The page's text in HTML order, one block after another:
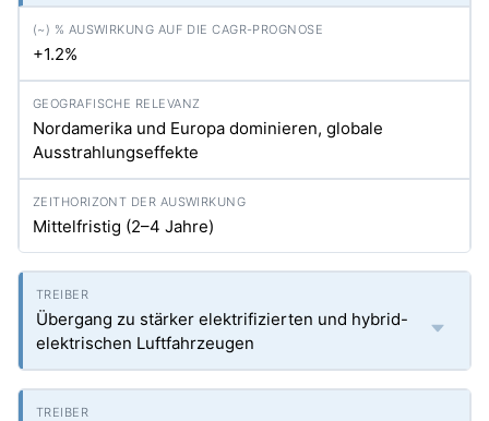
+1.2%
Nordamerika und Europa dominieren, globale
Ausstrahlungseffekte
Mittelfristig (2–4 Jahre)
Übergang zu stärker elektrifizierten und hybrid-
elektrischen Luftfahrzeugen